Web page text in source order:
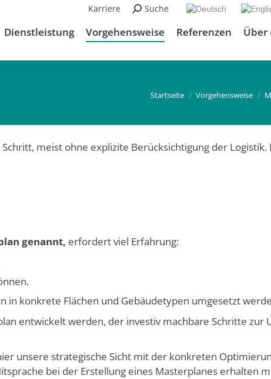
Karriere Suchen:
Suche
Dienstleistung Vorgehensweise Referenzen Über
Du bist hier:
Startseite Vorgehensweise
meist ohne explizite Berücksichtigung der Logistik.
genannt, erfordert viel Erfahrung:
in konkrete Flächen und Gebäudetypen umgesetzt
entwickelt werden, der investiv machbare Schritte zur
unsere strategische Sicht mit der konkreten
bei der Erstellung eines Masterplanes erhalten